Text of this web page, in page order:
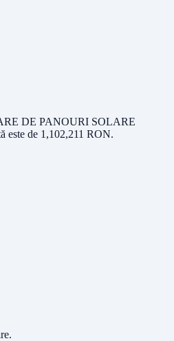
DE PANOURI SOLARE
este de 1,102,211 RON.